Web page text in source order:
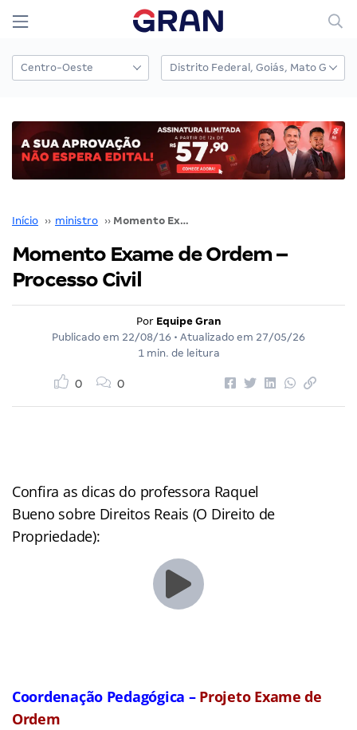
Início ›› ministro ›› Momento Exame de Ordem – Processo Civil
Momento Exame de Ordem –
Processo Civil
Por Equipe Gran
Publicado em 22/08/16 • Atualizado em 27/05/26
1 min. de leitura
0 0
Confira as dicas do professora Raquel
Bueno sobre Direitos Reais (O Direito de
Propriedade):
Coordenação Pedagógica – Projeto Exame de
Ordem